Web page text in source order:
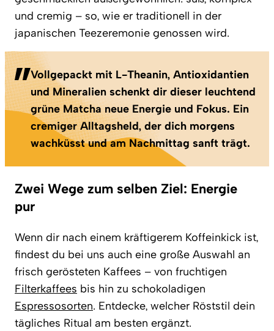
und cremig – so, wie er traditionell in der
japanischen Teezeremonie genossen wird.
Vollgepackt mit L-Theanin, Antioxidantien
und Mineralien schenkt dir dieser leuchtend
grüne Matcha neue Energie und Fokus. Ein
cremiger Alltagsheld, der dich morgens
wachküsst und am Nachmittag sanft trägt.
Zwei Wege zum selben Ziel: Energie
pur
Wenn dir nach einem kräftigerem Koffeinkick ist,
findest du bei uns auch eine große Auswahl an
frisch gerösteten Kaffees – von fruchtigen
Filterkaffees bis hin zu schokoladigen
Espressosorten. Entdecke, welcher Röststil dein
tägliches Ritual am besten ergänzt.